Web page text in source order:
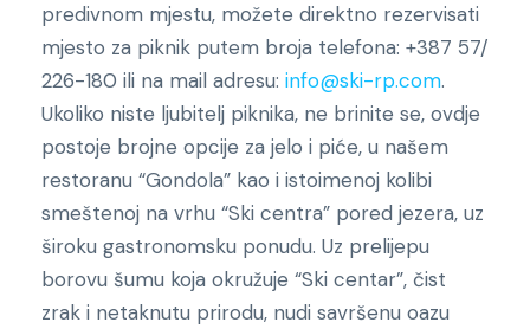
predivnom mjestu, možete direktno rezervisati
mjesto za piknik putem broja telefona: +387 57/
226-180 ili na mail adresu: info@ski-rp.com.
Ukoliko niste ljubitelj piknika, ne brinite se, ovdje
postoje brojne opcije za jelo i piće, u našem
restoranu “Gondola” kao i istoimenoj kolibi
smeštenoj na vrhu “Ski centra” pored jezera, uz
široku gastronomsku ponudu. Uz prelijepu
borovu šumu koja okružuje “Ski centar”, čist
zrak i netaknutu prirodu, nudi savršenu oazu